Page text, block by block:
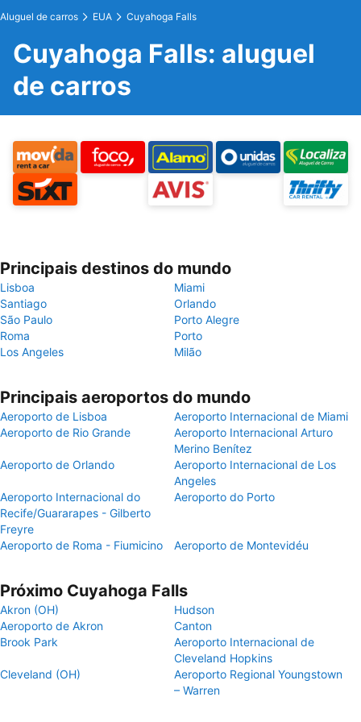
Aluguel de carros EUA Cuyahoga Falls
Cuyahoga Falls: aluguel
de carros
Principais destinos do mundo
Lisboa
Miami
Santiago
Orlando
São Paulo
Porto Alegre
Roma
Porto
Los Angeles
Milão
Principais aeroportos do mundo
Aeroporto de Lisboa
Aeroporto Internacional de Miami
Aeroporto de Rio Grande
Aeroporto Internacional Arturo
Merino Benítez
Aeroporto de Orlando
Aeroporto Internacional de Los
Angeles
Aeroporto Internacional do
Recife/Guararapes - Gilberto
Freyre
Aeroporto do Porto
Aeroporto de Roma - Fiumicino Aeroporto de Montevidéu
Próximo Cuyahoga Falls
Akron (OH)
Hudson
Aeroporto de Akron
Canton
Brook Park
Aeroporto Internacional de
Cleveland Hopkins
Cleveland (OH)
Aeroporto Regional Youngstown
– Warren